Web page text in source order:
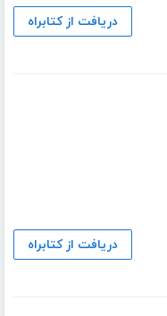
دریافت از کتابراه
دریافت از کتابراه